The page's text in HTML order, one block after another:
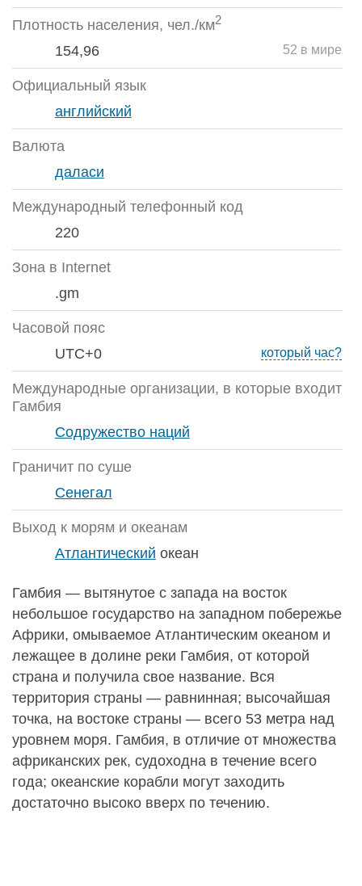
Плотность населения, чел./км2
52 в мире
154,96
Официальный язык
английский
Валюта
даласи
Международный телефонный код
220
Зона в Internet
.gm
Часовой пояс
который час?
UTC+0
Международные организации, в которые входит
Гамбия
Содружество наций
Граничит по суше
Сенегал
Выход к морям и океанам
Атлантический океан
Гамбия — вытянутое с запада на восток
небольшое государство на западном побережье
Африки, омываемое Атлантическим океаном и
лежащее в долине реки Гамбия, от которой
страна и получила свое название. Вся
территория страны — равнинная; высочайшая
точка, на востоке страны — всего 53 метра над
уровнем моря. Гамбия, в отличие от множества
африканских рек, судоходна в течение всего
года; океанские корабли могут заходить
достаточно высоко вверх по течению.